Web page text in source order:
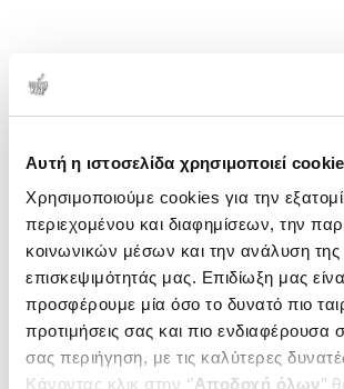
Αυτή η ιστοσελίδα χρησιμοποιεί
Χρησιμοποιούμε cookies για την
περιεχομένου και διαφημίσεων, την
κοινωνικών μέσων και την ανάλυση της
επισκεψιμότητάς μας. Επιδίωξη μας
προσφέρουμε μία όσο το δυνατό πιο
προτιμήσεις σας και πιο ενδιαφέρουσα
σας περιήγηση, με τις καλύτερες
Κάνοντας κλικ στην ‘’Αποδοχή όλων’’